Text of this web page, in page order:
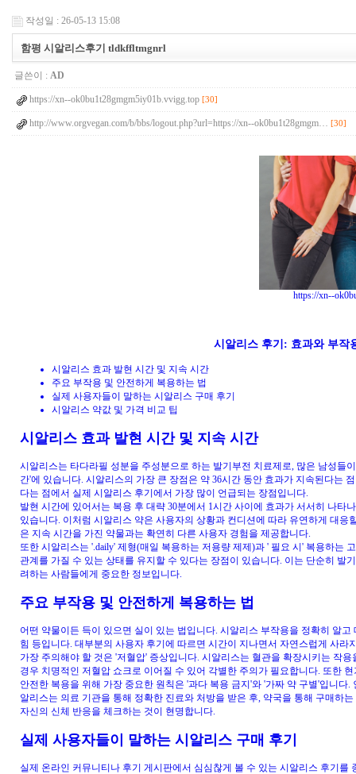
작성일 : 26-05-13 15:08
함평 시알리스후기 tldkffltmgnrl
글쓴이 : AD
https://xn--ok0bu1t28gmgm5iy01b.vvigg.top [30]
http://www.orgvegan.com/b/bbs/logout.php?url=https://xn--ok0bu1t28gmgm… [30]
https://xn--
시알리스 후기: 효과와 부작
시알리스 효과 발현 시간 및 지속 시간
주요 부작용 및 안전하게 복용하는 법
실제 사용자들이 말하는 시알리스 구매 후기
시알리스 약값 및 가격 비교 팁
시알리스 효과 발현 시간 및 지속 시간
시알리스는 타다라필 성분을 주성분으로 하는 발기부전 치료제로, 많은 남성들
간'에 있습니다. 시알리스의 가장 큰 장점은 약 36시간 동안 효과가 지속된다는
다는 점에서 실제 시알리스 후기에서 가장 많이 언급되는 장점입니다.
발현 시간에 있어서는 복용 후 대략 30분에서 1시간 사이에 효과가 서서히 나
있습니다. 이처럼 시알리스 약은 사용자의 상황과 컨디션에 따라 유연하게 대
은 지속 시간을 가진 약물과는 확연히 다른 사용자 경험을 제공합니다.
또한 시알리스는 '.daily' 제형(매일 복용하는 저용량 제제)과 ' 필요 시' 복용하는
관계를 가질 수 있는 상태를 유지할 수 있다는 장점이 있습니다. 이는 단순히
려하는 사람들에게 중요한 정보입니다.
주요 부작용 및 안전하게 복용하는 법
어떤 약물이든 득이 있으면 실이 있는 법입니다. 시알리스 부작용을 정확히 알
힘 등입니다. 대부분의 사용자 후기에 따르면 시간이 지나면서 자연스럽게 사
가장 주의해야 할 것은 '저혈압' 증상입니다. 시알리스는 혈관을 확장시키는 작
경우 치명적인 저혈압 쇼크로 이어질 수 있어 각별한 주의가 필요합니다. 또한
안전한 복용을 위해 가장 중요한 원칙은 '과다 복용 금지'와 '가짜 약 구별'입니
알리스는 의료 기관을 통해 정확한 진료와 처방을 받은 후, 약국을 통해 구매하
자신의 신체 반응을 체크하는 것이 현명합니다.
실제 사용자들이 말하는 시알리스 구매 후기
실제 온라인 커뮤니티나 후기 게시판에서 심심찮게 볼 수 있는 시알리스 후기